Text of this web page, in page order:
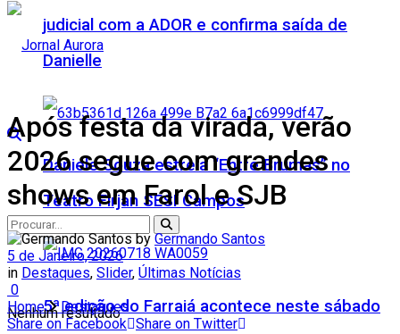
judicial com a ADOR e confirma saída de
Danielle
Daniele Souza estreia “Entre Brumas” no
Teatro Firjan SESI Campos
5ª edição do Farraiá acontece neste sábado
Nenhum resultado
Após festa da virada, verão
2026 segue com grandes
shows em Farol e SJB
by Germando Santos
5 de Janeiro, 2026
in Destaques, Slider, Últimas Notícias
0
Home
Destaques
Share on Facebook Share on Twitter